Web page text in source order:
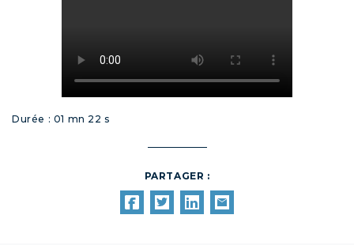
Durée : 01 mn 22 s
PARTAGER :